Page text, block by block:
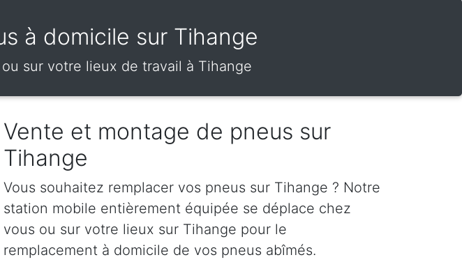
à domicile sur Tihange
sur votre lieux de travail à Tihange
Vente et montage de pneus sur
Tihange
Vous souhaitez remplacer vos pneus sur Tihange ? Notre
station mobile entièrement équipée se déplace chez
vous ou sur votre lieux sur Tihange pour le
remplacement à domicile de vos pneus abîmés.